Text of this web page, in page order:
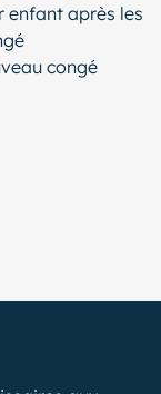
enfant après les
congé